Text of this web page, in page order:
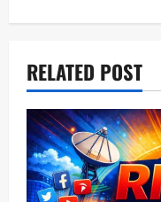
RELATED POST